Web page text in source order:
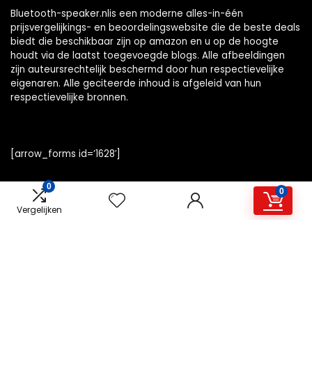
0
Vergelijken
0
Bluetooth-speaker.nlis een moderne alles-in-één
prijsvergelijkings- en beoordelingswebsite die de beste deals
biedt die beschikbaar zijn op amazon en u op de hoogte
houdt via de laatst toegevoegde blogs. Alle afbeeldingen
zijn auteursrechtelijk beschermd door hun respectievelijke
eigenaren. Alle geciteerde inhoud is afgeleid van hun
respectievelijke bronnen.
[arrow_forms id=’1628′]